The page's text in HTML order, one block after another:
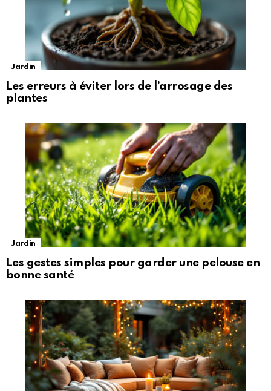
Jardin
Les erreurs à éviter lors de l’arrosage des
plantes
Jardin
Les gestes simples pour garder une pelouse en
bonne santé